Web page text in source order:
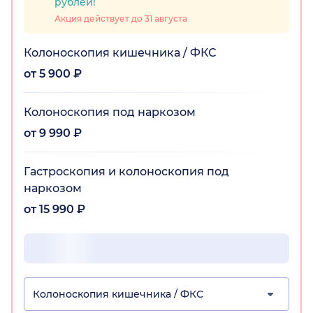
Акция действует до 31 августа
Колоноскопия кишечника / ФКС
от 5 900 ₽
Колоноскопия под наркозом
от 9 990 ₽
Гастроскопия и колоноскопия под
наркозом
от 15 990 ₽
Колоноскопия кишечника / ФКС